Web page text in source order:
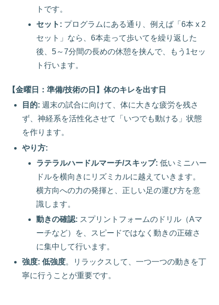
トです。
セット: プログラムにある通り、例えば「6本 x 2
セット」なら、6本走って歩いてを繰り返した
後、5～7分間の長めの休憩を挟んで、もう1セッ
ト行います。
【金曜日：準備/技術の日】体のキレを出す日
目的: 週末の試合に向けて、体に大きな疲労を残さ
ず、神経系を活性化させて「いつでも動ける」状態
を作ります。
やり方:
ラテラルハードルマーチ/スキップ: 低いミニハー
ドルを横向きにリズミカルに越えていきます。
横方向への力の発揮と、正しい足の運び方を意
識します。
動きの確認: スプリントフォームのドリル（Aマ
ーチなど）を、スピードではなく動きの正確さ
に集中して行います。
強度: 低強度。リラックスして、一つ一つの動きを丁
寧に行うことが重要です。